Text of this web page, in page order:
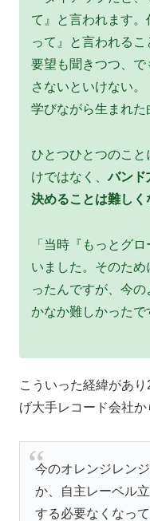
て』と言われます
って』と言われる
要望も聞きつつ、
さないといけない
学びながら生まれた
ひとつひとつのこ
けではなく、バンド
決めることは難しく
「当時『もっとグ
いました。そのた
ったんですが、今
かなか難しかったで
こういった経緯があ
げ大手レコード会社か
今のオレンジレン
か、自主レーベル
する必要なくなっ